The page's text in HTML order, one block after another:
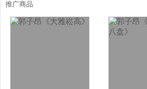
推广商品